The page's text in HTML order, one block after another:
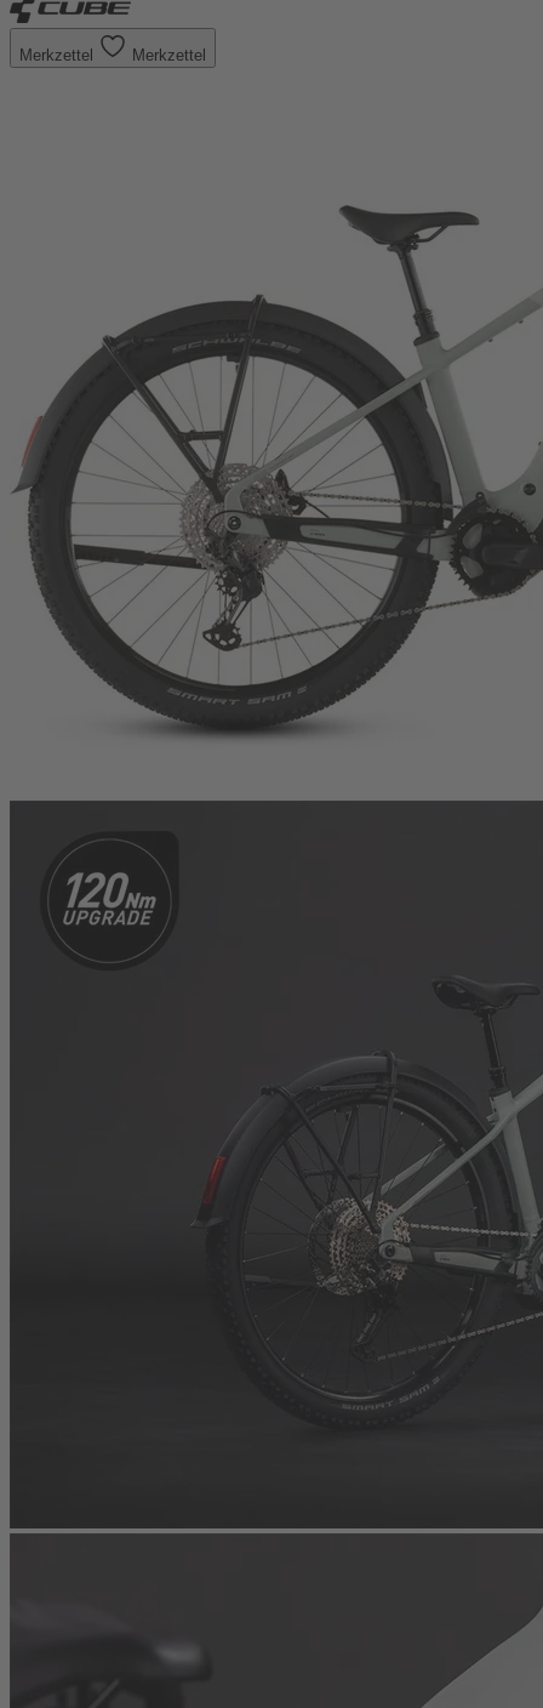
Merkzettel Merkzettel